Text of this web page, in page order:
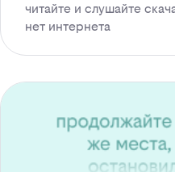
читайте и слушайте
нет интернета